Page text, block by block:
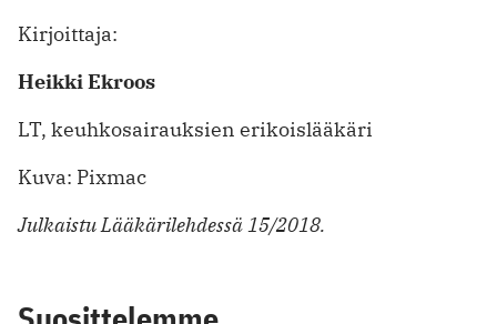
Kirjoittaja:
Heikki Ekroos
LT, keuhkosairauksien erikoislääkäri
Kuva: Pixmac
Julkaistu Lääkärilehdessä 15/2018.